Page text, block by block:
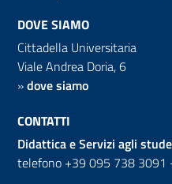
DOVE SIAMO
Cittadella Universitaria
Viale Andrea Doria, 6
»dove siamo
CONTATTI
Didattica e Servizi agli
telefono +39 095 738